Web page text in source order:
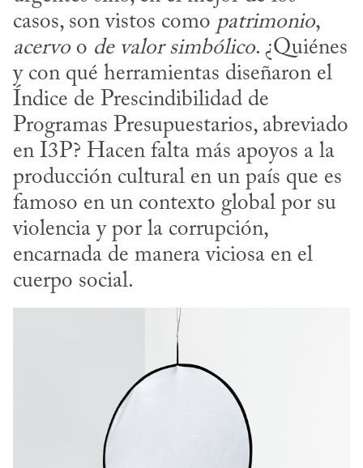
casos, son vistos como patrimonio,
acervo o de valor simbólico. ¿Quiénes
y con qué herramientas diseñaron el
Índice de Prescindibilidad de
Programas Presupuestarios, abreviado
en I3P? Hacen falta más apoyos a la
producción cultural en un país que es
famoso en un contexto global por su
violencia y por la corrupción,
encarnada de manera viciosa en el
cuerpo social.